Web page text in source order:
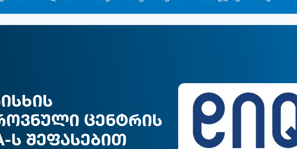
ის პროექტის
ცენტრის
ს შეფასებით